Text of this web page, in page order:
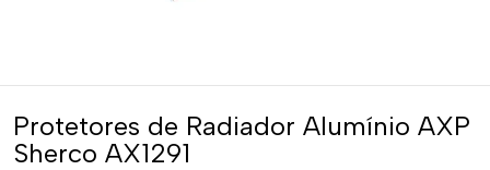
Protetores de Radiador Alumínio AXP
Sherco AX1291